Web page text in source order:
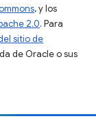
, y los
2.0. Para
sitio de
de Oracle o sus